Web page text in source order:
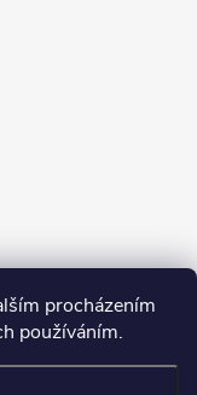
procházením
používáním.